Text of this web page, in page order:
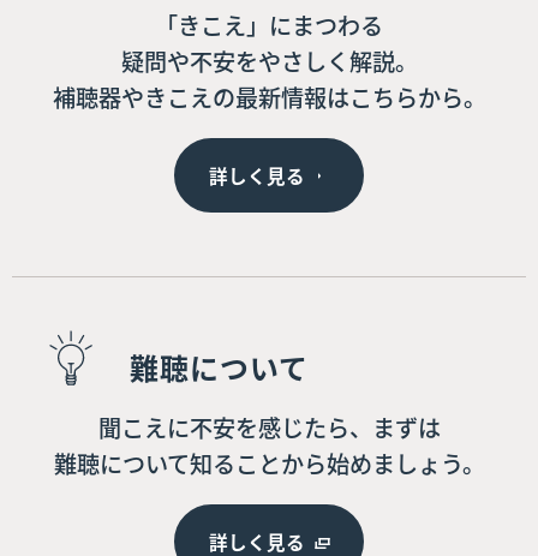
「きこえ」にまつわる
疑問や不安をやさしく解説。
補聴器やきこえの最新情報はこちらから。
詳しく見る
難聴について
聞こえに不安を感じたら、まずは
難聴について知ることから始めましょう。
詳しく見る